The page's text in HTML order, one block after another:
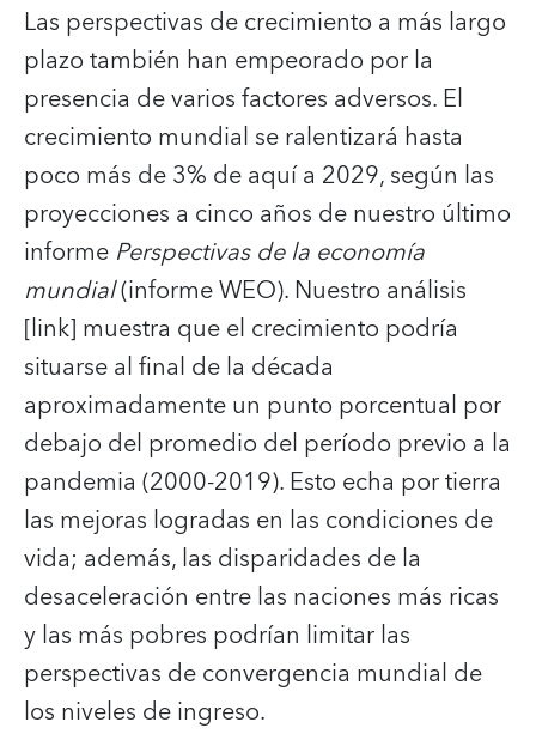
Las perspectivas de crecimiento a más largo
plazo también han empeorado por la
presencia de varios factores adversos. El
crecimiento mundial se ralentizará hasta
poco más de 3% de aquí a 2029, según las
proyecciones a cinco años de nuestro último
informe Perspectivas de la economía
mundial(informe WEO). Nuestro análisis
[link] muestra que el crecimiento podría
situarse al final de la década
aproximadamente un punto porcentual por
debajo del promedio del período previo a la
pandemia (2000-2019). Esto echa por tierra
las mejoras logradas en las condiciones de
vida; además, las disparidades de la
desaceleración entre las naciones más ricas
y las más pobres podrían limitar las
perspectivas de convergencia mundial de
los niveles de ingreso.